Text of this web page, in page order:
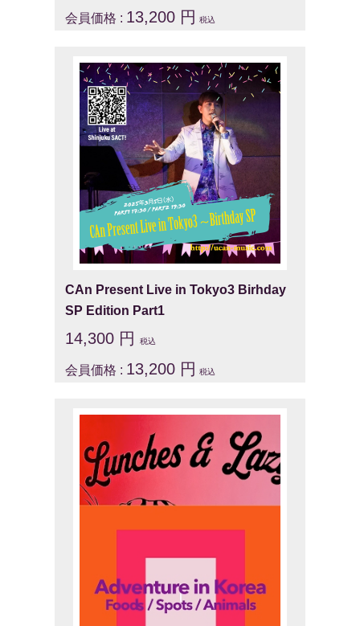
会員価格 : 13,200 円 税込
CAn Present Live in Tokyo3 Birhday
SP Edition Part1
14,300 円税込
会員価格 : 13,200 円 税込